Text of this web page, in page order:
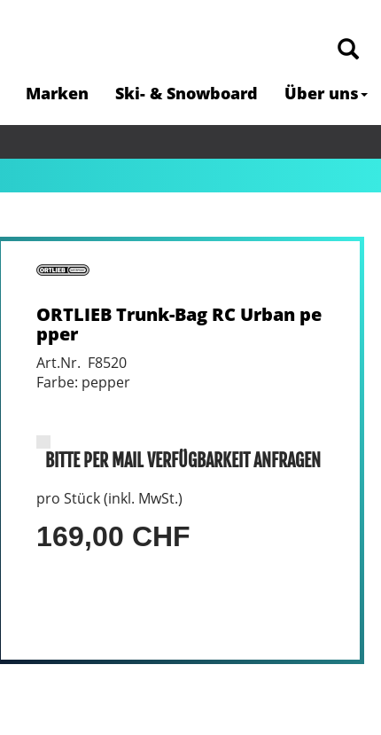
Marken Ski- & Snowboard Über uns
ORTLIEB Trunk-Bag RC Urban pe
pper
Art.Nr. F8520
Farbe: pepper
BITTE PER MAIL VERFÜGBARKEIT ANFRAGEN
pro Stück (inkl. MwSt.)
169,00 CHF